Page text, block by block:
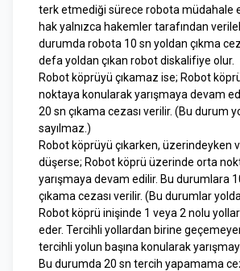
terk etmediği sürece robota müdahale
hak yalnızca hakemler tarafından
durumda robota 10 sn yoldan çıkma
defa yoldan çıkan robot diskalifiye olur.
Robot köprüyü çıkamaz ise; Robot
noktaya konularak yarışmaya devam
20 sn çıkama cezası verilir. (Bu durum
sayılmaz.)
Robot köprüyü çıkarken, üzerindeyken
düşerse; Robot köprü üzerinde orta
yarışmaya devam edilir. Bu durumlara
çıkama cezası verilir. (Bu durumlar
Robot köprü inişinde 1 veya 2 nolu
eder. Tercihli yollardan birine
tercihli yolun başına konularak
Bu durumda 20 sn tercih yapamama